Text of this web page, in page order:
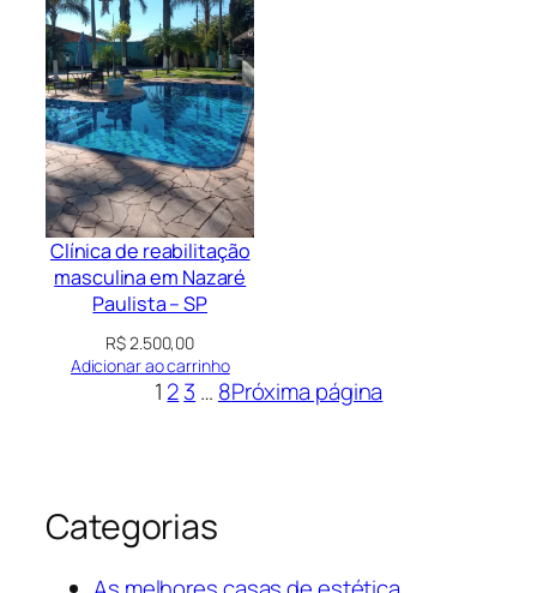
Clínica de reabilitação
masculina em Nazaré
Paulista – SP
R$2.500,00
Adicionar ao carrinho
1 23 … 8Próxima página
Categorias